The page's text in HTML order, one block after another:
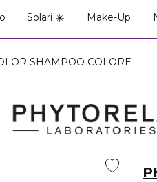
Solari ☀️ Make-Up
SHAMPOO COLORE